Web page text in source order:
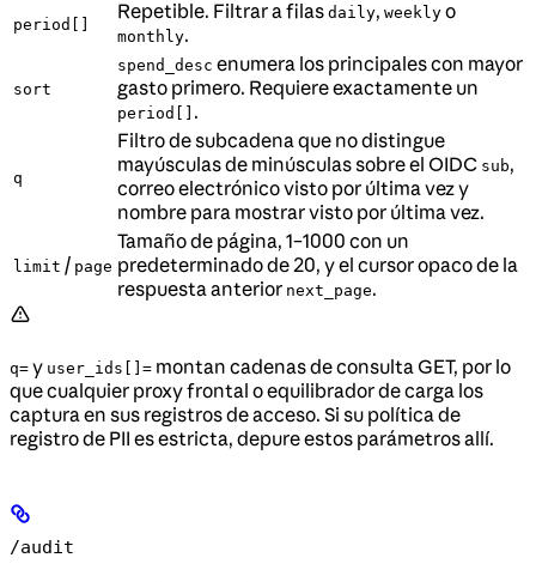
period[]
Repetible. Filtrar a filas daily, weekly o
monthly.
sort
spend_desc enumera los principales con mayor
gasto primero. Requiere exactamente un
period[] .
q
Filtro de subcadena que no distingue
mayúsculas de minúsculas sobre el OIDC sub,
correo electrónico visto por última vez y
nombre para mostrar visto por última vez.
limit / page
Tamaño de página, 1–1000 con un
predeterminado de 20, y el cursor opaco de la
respuesta anterior next_page.
q= y user_ids[]= montan cadenas de consulta GET, por lo
que cualquier proxy frontal o equilibrador de carga los
captura en sus registros de acceso. Si su política de
registro de PII es estricta, depure estos parámetros allí.
/audit